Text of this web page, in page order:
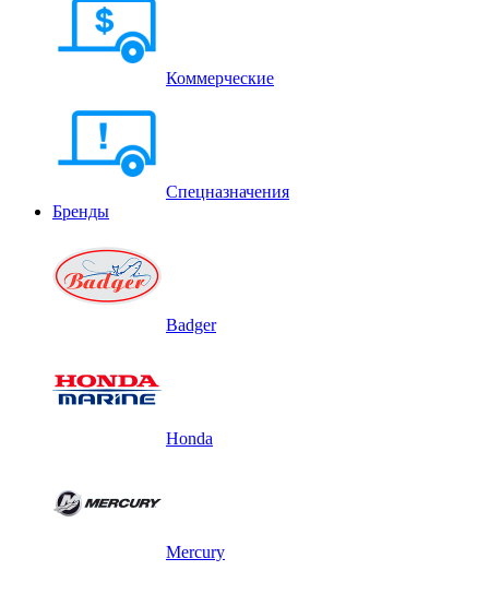
Коммерческие
Спецназначения
Бренды
Badger
Honda
Mercury